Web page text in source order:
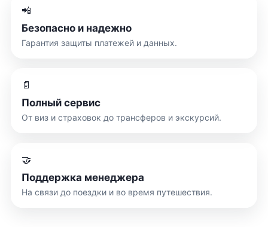
📲
Безопасно и надежно
Гарантия защиты платежей и данных.
📄
Полный сервис
От виз и страховок до трансферов и экскурсий.
🤝
Поддержка менеджера
На связи до поездки и во время путешествия.